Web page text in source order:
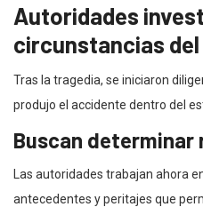
Autoridades
circunstancias
Tras la tragedia, se iniciaron
produjo el accidente dentro del
Buscan determinar
Las autoridades trabajan ahora
antecedentes y peritajes que